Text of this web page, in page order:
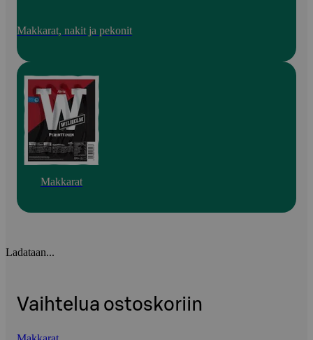
Makkarat, nakit ja pekonit
Makkarat
Ladataan...
Vaihtelua ostoskoriin